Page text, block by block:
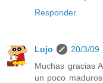
Responder
Lujo
20/3/09
Muchas gracias
un poco